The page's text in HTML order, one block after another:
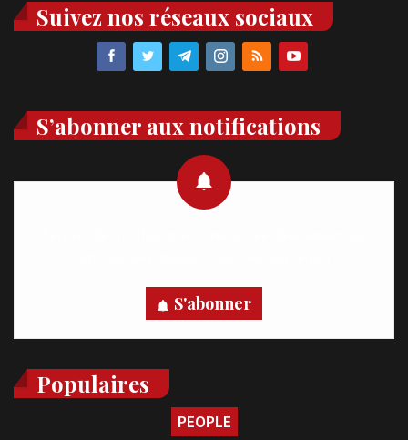
Suivez nos réseaux sociaux
S’abonner aux notifications
S'abonner
Populaires
PEOPLE